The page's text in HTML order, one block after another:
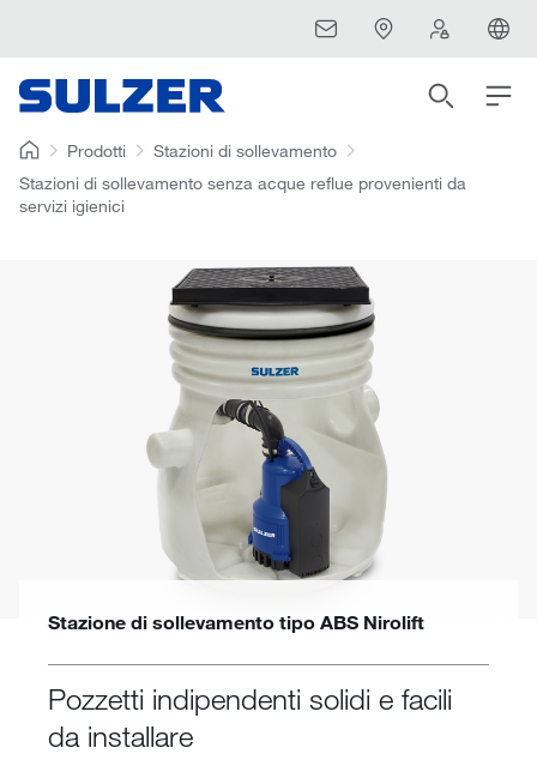
Prodotti
Stazioni di sollevamento
Stazioni di sollevamento senza acque reflue provenienti da
servizi igienici
Stazione di sollevamento tipo ABS Nirolift
Pozzetti indipendenti solidi e facili
da installare